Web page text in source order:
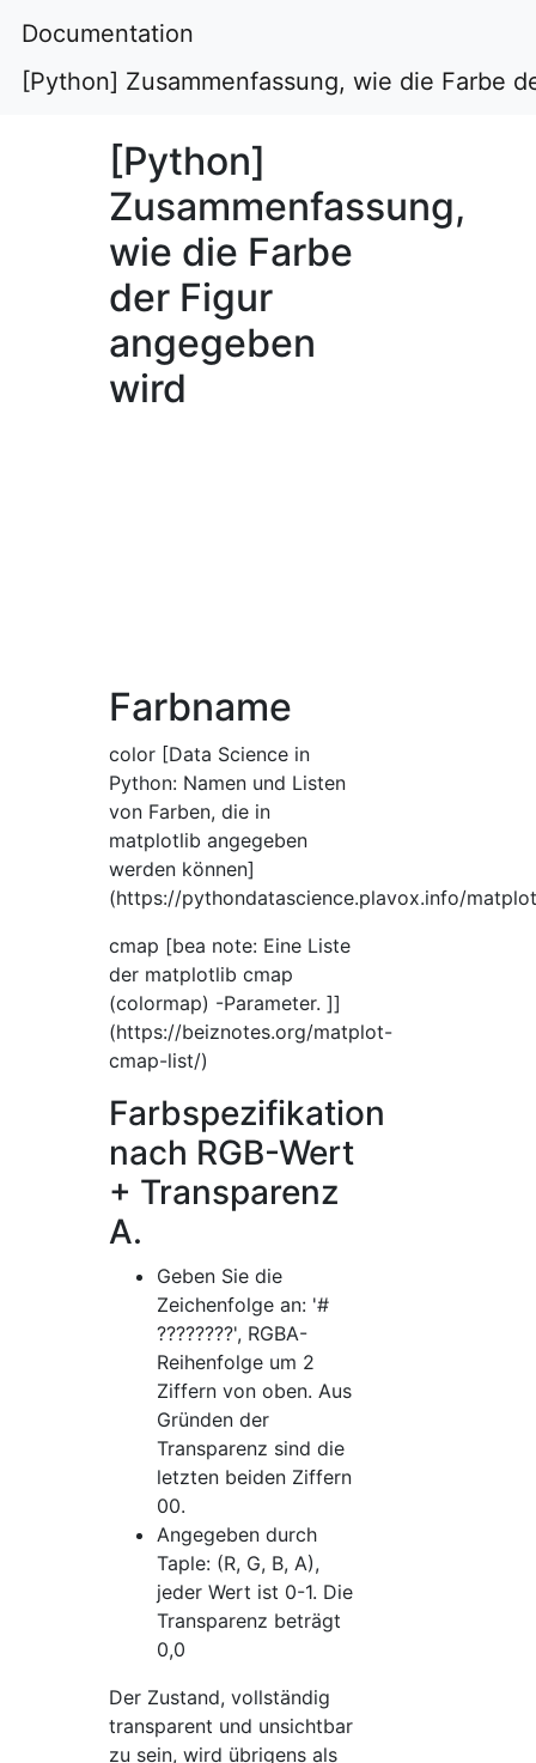
Documentation
[Python] Zusammenfassung, wie die Farbe
[Python]
Zusammenfassung,
wie die Farbe
der Figur
angegeben
wird
Farbname
color [Data Science in
Python: Namen und Listen
von Farben, die in
matplotlib angegeben
werden können]
(https://pythondatascience.plavox.info/
cmap [bea note: Eine Liste
der matplotlib cmap
(colormap) -Parameter. ]]
(https://beiznotes.org/matplot-
cmap-list/)
Farbspezifikation
nach RGB-Wert
+ Transparenz
A.
Geben Sie die
Zeichenfolge an: '#
????????', RGBA-
Reihenfolge um 2
Ziffern von oben. Aus
Gründen der
Transparenz sind die
letzten beiden Ziffern
00.
Angegeben durch
Taple: (R, G, B, A),
jeder Wert ist 0-1. Die
Transparenz beträgt
0,0
Der Zustand, vollständig
transparent und unsichtbar
zu sein, wird übrigens als